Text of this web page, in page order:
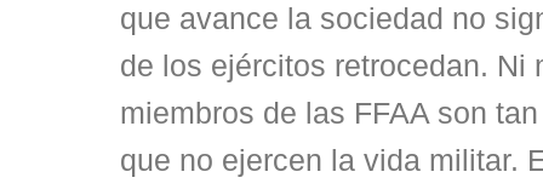
que avance la sociedad no
de los ejércitos retrocedan. Ni
miembros de las FFAA son
que no ejercen la vida militar.